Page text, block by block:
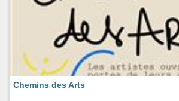
Chemins des Arts